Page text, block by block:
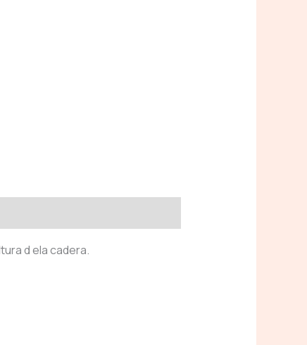
d ela cadera.